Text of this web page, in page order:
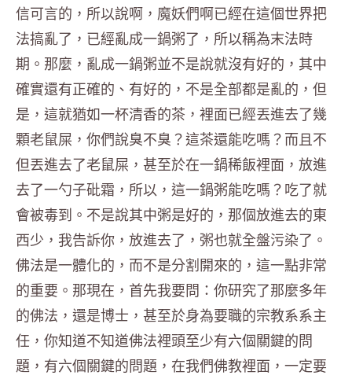
信可言的，所以說啊，魔妖們啊已經在這個世界把
法搞亂了，已經亂成一鍋粥了，所以稱為末法時
期。那麼，亂成一鍋粥並不是說就沒有好的，其中
確實還有正確的、有好的，不是全部都是亂的，但
是，這就猶如一杯清香的茶，裡面已經丟進去了幾
顆老鼠屎，你們說臭不臭？這茶還能吃嗎？而且不
但丟進去了老鼠屎，甚至於在一鍋稀飯裡面，放進
去了一勺子砒霜，所以，這一鍋粥能吃嗎？吃了就
會被毒到。不是說其中粥是好的，那個放進去的東
西少，我告訴你，放進去了，粥也就全盤污染了。
佛法是一體化的，而不是分割開來的，這一點非常
的重要。那現在，首先我要問：你研究了那麼多年
的佛法，還是博士，甚至於身為要職的宗教系系主
任，你知道不知道佛法裡頭至少有六個關鍵的問
題，有六個關鍵的問題，在我們佛教裡面，一定要